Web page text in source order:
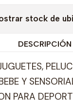
stock de
DESCRIPCIÓN
Y
PARA